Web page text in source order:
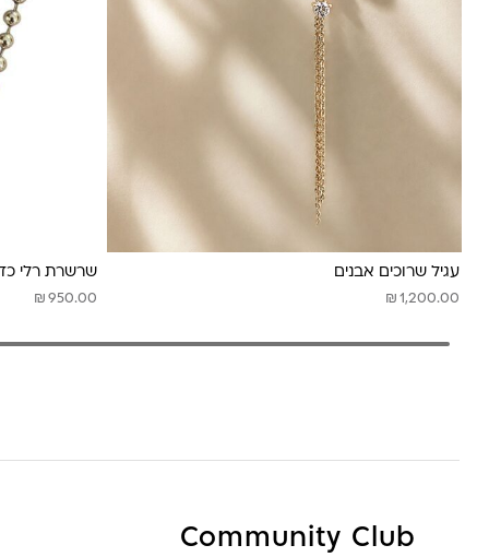
עגיל שרוכים אבנים
₪ 1,200.00
שרשרת רלי
₪ 950.00
Community Club